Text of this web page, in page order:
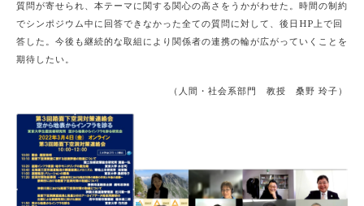
質問が寄せられ、本テーマに関する関心の高さをうかがわせた。時間の制約
でシンポジウム中に回答できなかった全ての質問に対して、後日HP上で回
答した。今後も継続的な取組により関係者の連携の輪が広がっていくことを
期待したい。
（人間・社会系部門 教授 桑野 玲子）